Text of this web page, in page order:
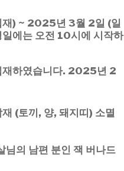
재) ~ 2025년 3월 2일 (일
에는 오전 10시에 시작하
하였습니다. 2025년 2
(토끼, 양, 돼지띠) 소멸
님의 남편 분인 잭 버나드